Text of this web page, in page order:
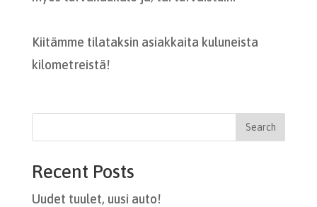
Kiitämme tilataksin asiakkaita kuluneista
kilometreistä!
Recent Posts
Uudet tuulet, uusi auto!